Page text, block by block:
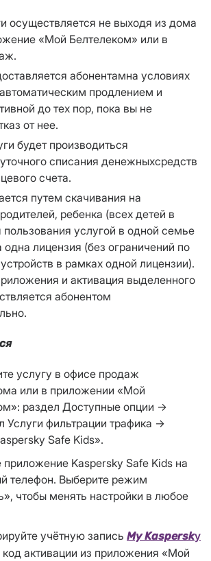
осуществляется не выходя из дома
«Мой Белтелеком» или в
абонентамна условиях
продлением и
до тех пор, пока вы не
от нее.
будет производиться
списания денежныхсредств
счета.
путем скачивания на
ребенка (всех детей в
услугой в одной семье
лицензия (без ограничений по
в рамках одной лицензии).
и активация выделенного
абонентом
услугу в офисе продаж
или в приложении «Мой
раздел Доступные опции →
Услуги фильтрации трафика →
Safe Kids».
приложение Kaspersky Safe Kids на
телефон. Выберите режим
чтобы менять настройки в любое
учётную запись My Kaspersky
код активации из приложения «Мой